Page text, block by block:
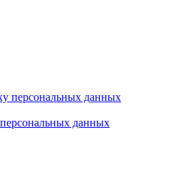
персональных данных
данных